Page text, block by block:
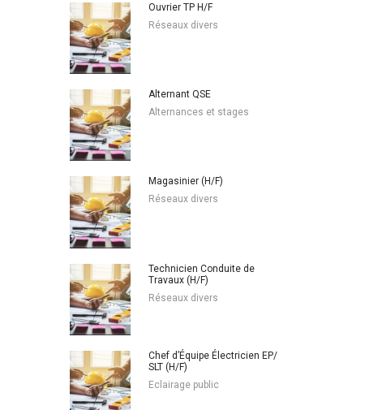
Ouvrier TP H/F
Réseaux divers
Alternant QSE
Alternances et stages
Magasinier (H/F)
Réseaux divers
Technicien Conduite de
Travaux (H/F)
Réseaux divers
Chef d’Équipe Électricien EP/
SLT (H/F)
Eclairage public